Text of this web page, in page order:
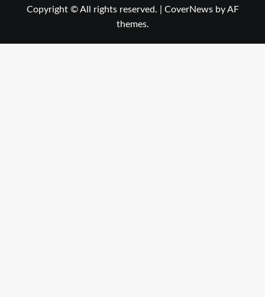
Copyright © All rights reserved. CoverNewsby AF
themes.